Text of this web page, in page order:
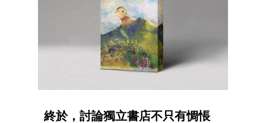
終於，討論獨立書店不只有惆悵